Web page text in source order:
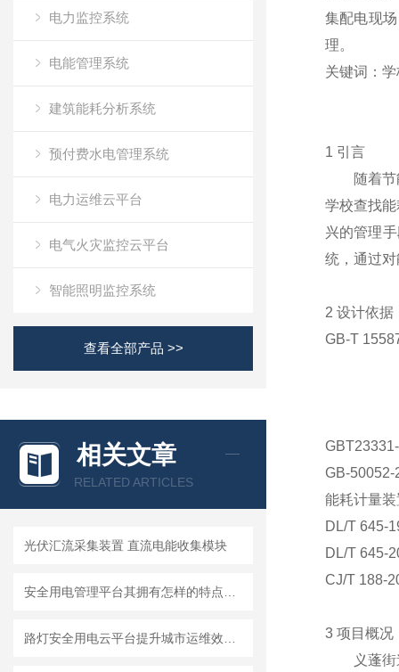
电力监控系统
电能管理系统
建筑能耗分析系统
预付费水电管理系统
电力运维云平台
电气火灾监控云平台
智能照明监控系统
查看全部产品 >>
相关文章
RELATED ARTICLES
光伏汇流采集装置 直流电能收集模块
集配电现
理。
关键词：
1 引言
随着节能
学校查找
兴的管理
统，通过
2 设计依据
GB-T
GB-
能耗计量
DL/T 645-
DL/T 645-
CJ/T 188-
3 项目概况
义蓬街道